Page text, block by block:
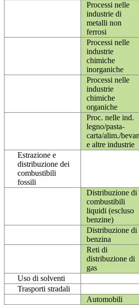
Processi nelle
industrie di
metalli non
ferrosi
Processi nelle
industrie
chimiche
inorganiche
Processi nelle
industrie
chimiche
organiche
Proc. nelle ind.
legno/pasta-
carta/alim./
e altre industrie
Estrazione e
distribuzione dei
combustibili
fossili
Distribuzione di
combustibili
liquidi (escluso
benzine)
Distribuzione di
benzina
Reti di
distribuzione di
gas
Uso di solventi
Trasporti stradali
Automobili